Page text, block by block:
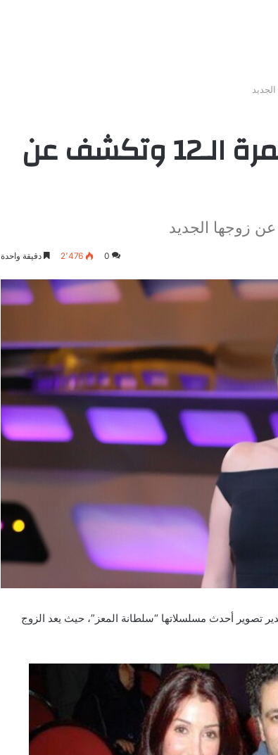
غادة عبد الرازق تتزوج للمرة الـ12 وتكشف عن
0 2٬476 دقيقة واحدة
تصوير أحدث مسلسلاتها “سلطانة المعز”، حيث يعد الزوج